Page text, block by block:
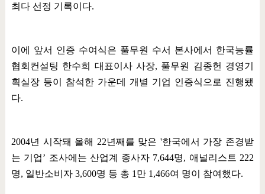
최다 선정 기록이다.
이에 앞서 인증 수여식은 풀무원 수서 본사에서 한국능률
협회컨설팅 한수희 대표이사 사장, 풀무원 김종헌 경영기
획실장 등이 참석한 가운데 개별 기업 인증식으로 진행됐
다.
2004년 시작돼 올해 22년째를 맞은 '한국에서 가장 존경받
는 기업’ 조사에는 산업계 종사자 7,644명, 애널리스트 222
명, 일반소비자 3,600명 등 총 1 만 1,466여 명이 참여했다.